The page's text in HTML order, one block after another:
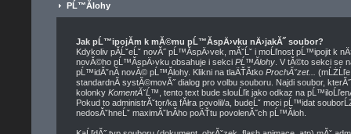
PĹ™Ă­lohy
Jak pĹ™ipojĂ­m k mĂ©mu pĹ™Ă­spÄ›vku nÄ›jakĂ˝ soubor?
Kdykoliv pĂ­ĹˇeĹˇ novĂ˝ pĹ™Ă­spÄ›vek, mĂˇĹˇ i moĹľnost pĹ™ipojit k
novĂ©ho pĹ™Ă­spÄ›vku obsahuje i sekci PĹ™Ă­lohy . V tĂ©to sekci se
pĹ™idĂˇnĂ­ novĂ© pĹ™Ă­lohy. Klikni na tlaÄŤĂ­tko ProchĂˇzet...
standardnĂ­ systĂ©movĂ˝ dialog pro volbu souboru. Najdi soubor,
kolonky KomentĂˇĹ™ , tento text bude slouĹľit jako odkaz na
Pokud to administrĂˇtor/ka fĂłra povolil/a, budeĹˇ moci pĹ™idat
nedosĂˇhneĹˇ maximĂˇlnĂ­ho poÄŤtu povolenĂ˝ch pĹ™Ă­loh.